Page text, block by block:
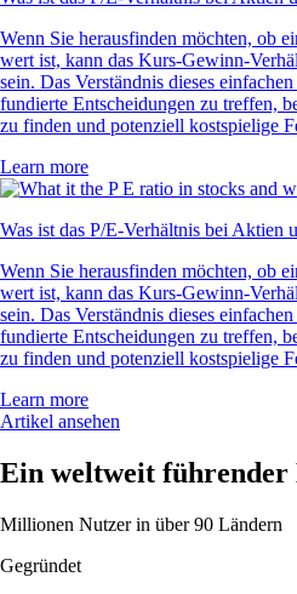
Wenn Sie herausfinden möchten, ob
wert ist, kann das Kurs-Gewinn-
sein. Das Verständnis dieses
fundierte Entscheidungen zu treffen,
zu finden und potenziell kostspielige
Learn more
Was ist das P/E-Verhältnis bei Aktien
Wenn Sie herausfinden möchten, ob
wert ist, kann das Kurs-Gewinn-
sein. Das Verständnis dieses
fundierte Entscheidungen zu treffen,
zu finden und potenziell kostspielige
Learn more
Artikel ansehen
Ein weltweit
Millionen Nutzer in über 90 Ländern
Gegründet